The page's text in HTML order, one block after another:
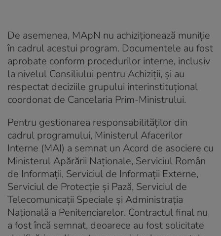
De asemenea, MApN nu achiziționează muniție
în cadrul acestui program. Documentele au fost
aprobate conform procedurilor interne, inclusiv
la nivelul Consiliului pentru Achiziții, și au
respectat deciziile grupului interinstituțional
coordonat de Cancelaria Prim-Ministrului.
Pentru gestionarea responsabilităților din
cadrul programului, Ministerul Afacerilor
Interne (MAI) a semnat un Acord de asociere cu
Ministerul Apărării Naționale, Serviciul Român
de Informații, Serviciul de Informații Externe,
Serviciul de Protecție și Pază, Serviciul de
Telecomunicații Speciale și Administrația
Națională a Penitenciarelor. Contractul final nu
a fost încă semnat, deoarece au fost solicitate